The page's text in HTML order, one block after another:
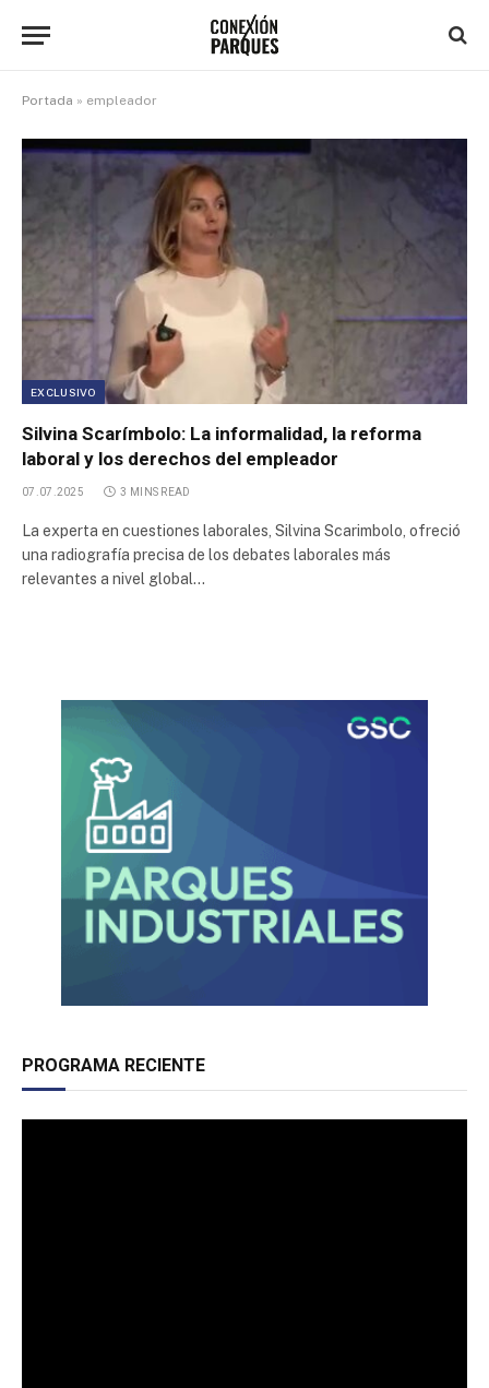
Portada » empleador
EXCLUSIVO
Silvina Scarímbolo: La informalidad, la reforma
laboral y los derechos del empleador
07.07.2025 3 MINS READ
La experta en cuestiones laborales, Silvina Scarimbolo, ofreció
una radiografía precisa de los debates laborales más
relevantes a nivel global…
PROGRAMA RECIENTE